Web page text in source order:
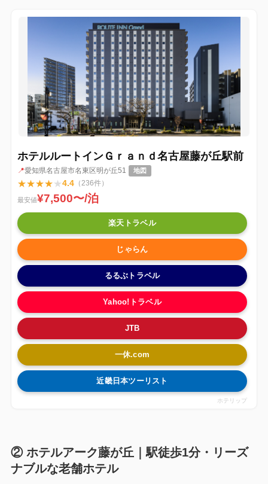
ホテルルートインＧｒａｎｄ名古屋藤が丘駅前
📍愛知県名古屋市名東区明が丘51 地図
★★★★★4.4（236件）
最安値¥7,500〜/泊
楽天トラベル
じゃらん
るるぶトラベル
Yahoo!トラベル
JTB
一休.com
近畿日本ツーリスト
ホテリップ
② ホテルアーク藤が丘｜駅徒歩1分・リーズ
ナブルな老舗ホテル